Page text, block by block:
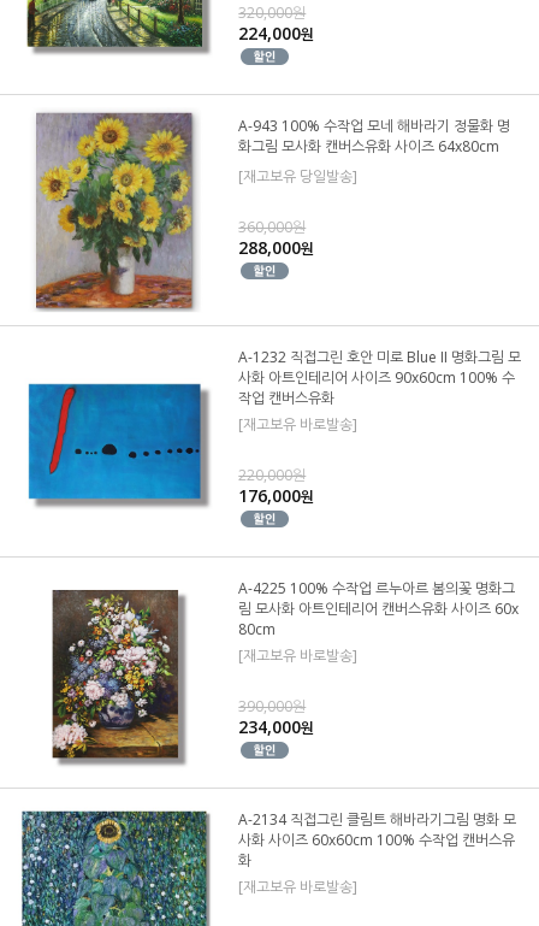
320,000원
224,000원
A-943 100% 수작업 모네 해바라기 정물화 명
화그림 모사화 캔버스유화 사이즈 64x80cm
[재고보유 당일발송]
360,000원
288,000원
A-1232 직접그린 호안 미로 Blue II 명화그림 모
사화 아트인테리어 사이즈 90x60cm 100% 수
작업 캔버스유화
[재고보유 바로발송]
220,000원
176,000원
A-4225 100% 수작업 르누아르 봄의꽃 명화그
림 모사화 아트인테리어 캔버스유화 사이즈 60x
80cm
[재고보유 바로발송]
390,000원
234,000원
A-2134 직접그린 클림트 해바라기그림 명화 모
사화 사이즈 60x60cm 100% 수작업 캔버스유
화
[재고보유 바로발송]